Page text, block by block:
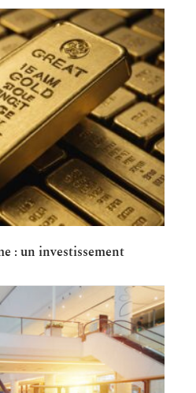
: un investissement